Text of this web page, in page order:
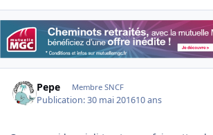
Pepe Membre SNCF
Publication:30 mai 201610 ans